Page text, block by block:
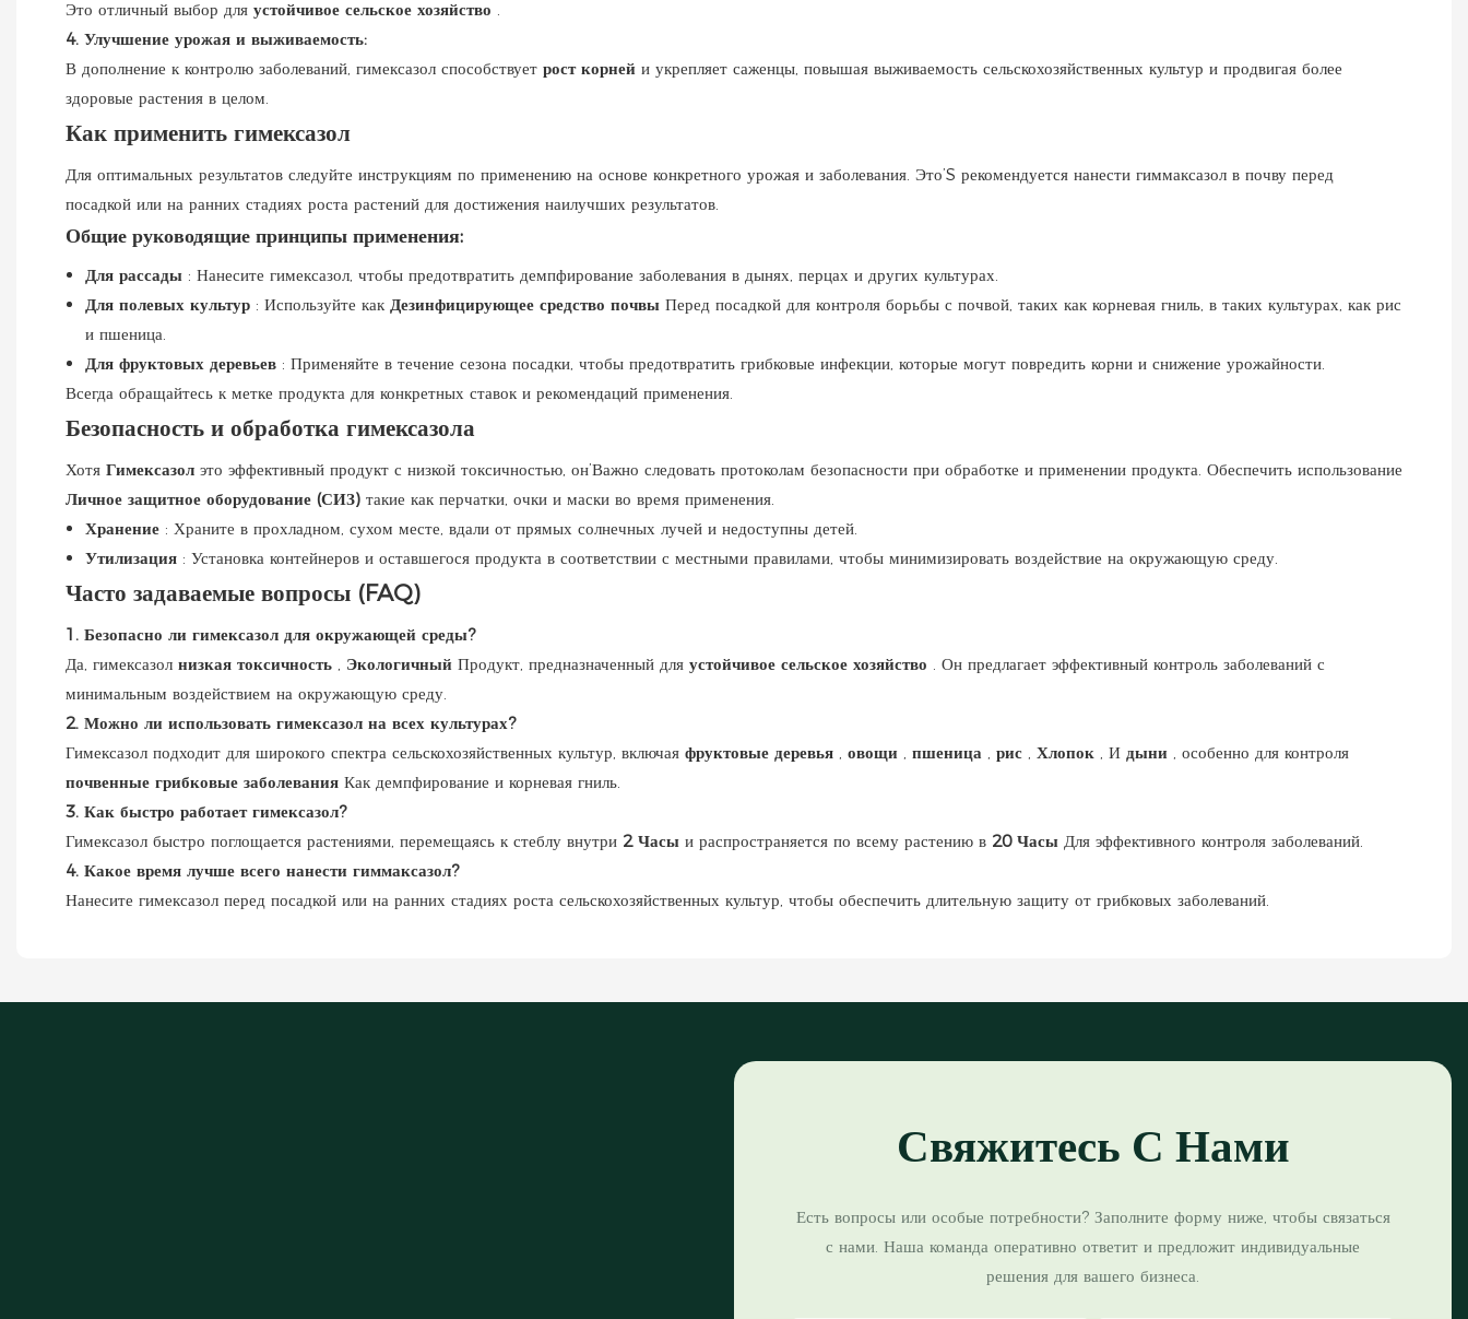
Это отличный выбор для устойчивое сельское хозяйство .
4. Улучшение урожая и выживаемость:
В дополнение к контролю заболеваний, гимексазол способствует рост корней и укрепляет саженцы, повышая выживаемость сельскохозяйственных культур и продвигая более
здоровые растения в целом.
Как применить гимексазол
Для оптимальных результатов следуйте инструкциям по применению на основе конкретного урожая и заболевания. Это’S рекомендуется нанести гиммаксазол в почву перед
посадкой или на ранних стадиях роста растений для достижения наилучших результатов.
Общие руководящие принципы применения:
Для рассады : Нанесите гимексазол, чтобы предотвратить демпфирование заболевания в дынях, перцах и других культурах.
Для полевых культур : Используйте как Дезинфицирующее средство почвы Перед посадкой для контроля борьбы с почвой, таких как корневая гниль, в таких культурах, как рис
и пшеница.
Для фруктовых деревьев : Применяйте в течение сезона посадки, чтобы предотвратить грибковые инфекции, которые могут повредить корни и снижение урожайности.
Всегда обращайтесь к метке продукта для конкретных ставок и рекомендаций применения.
Безопасность и обработка гимексазола
Хотя Гимексазол это эффективный продукт с низкой токсичностью, он’Важно следовать протоколам безопасности при обработке и применении продукта. Обеспечить использование
Личное защитное оборудование (СИЗ) такие как перчатки, очки и маски во время применения.
Хранение : Храните в прохладном, сухом месте, вдали от прямых солнечных лучей и недоступны детей.
Утилизация : Установка контейнеров и оставшегося продукта в соответствии с местными правилами, чтобы минимизировать воздействие на окружающую среду.
Часто задаваемые вопросы (FAQ)
1. Безопасно ли гимексазол для окружающей среды?
Да, гимексазол низкая токсичность , Экологичный Продукт, предназначенный для устойчивое сельское хозяйство . Он предлагает эффективный контроль заболеваний с
минимальным воздействием на окружающую среду.
2. Можно ли использовать гимексазол на всех культурах?
Гимексазол подходит для широкого спектра сельскохозяйственных культур, включая фруктовые деревья , овощи , пшеница , рис , Хлопок , И дыни , особенно для контроля
почвенные грибковые заболевания Как демпфирование и корневая гниль.
3. Как быстро работает гимексазол?
Гимексазол быстро поглощается растениями, перемещаясь к стеблу внутри 2 Часы и распространяется по всему растению в 20 Часы Для эффективного контроля заболеваний.
4. Какое время лучше всего нанести гиммаксазол?
Нанесите гимексазол перед посадкой или на ранних стадиях роста сельскохозяйственных культур, чтобы обеспечить длительную защиту от грибковых заболеваний.
Свяжитесь С Нами
Есть вопросы или особые потребности? Заполните форму ниже, чтобы связаться
с нами. Наша команда оперативно ответит и предложит индивидуальные
решения для вашего бизнеса.